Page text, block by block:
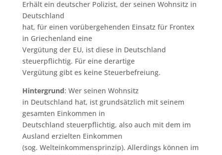
Erhält ein deutscher Polizist, der seinen Wohnsitz in
Deutschland
hat, für einen vorübergehenden Einsatz für Frontex
in Griechenland eine
Vergütung der EU, ist diese in Deutschland
steuerpflichtig. Für eine derartige
Vergütung gibt es keine Steuerbefreiung.
Hintergrund: Wer seinen Wohnsitz
in Deutschland hat, ist grundsätzlich mit seinem
gesamten Einkommen in
Deutschland steuerpflichtig, also auch mit dem im
Ausland erzielten Einkommen
(sog. Welteinkommensprinzip). Allerdings können im